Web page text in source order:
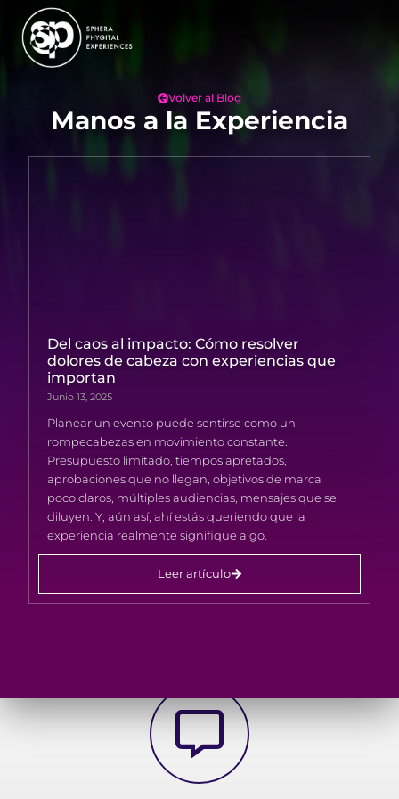
Volver al Blog
Manos a la Experiencia
Del caos al impacto: Cómo resolver
dolores de cabeza con experiencias que
importan
Junio 13, 2025
Planear un evento puede sentirse como un
rompecabezas en movimiento constante.
Presupuesto limitado, tiempos apretados,
aprobaciones que no llegan, objetivos de marca
poco claros, múltiples audiencias, mensajes que se
diluyen. Y, aún así, ahí estás queriendo que la
experiencia realmente signifique algo.
Leer artículo